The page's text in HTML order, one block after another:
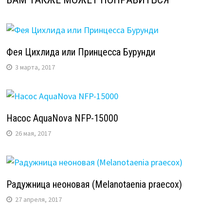
Фея Цихлида или Принцесса Бурунди
3 марта, 2017
Насос AquaNova NFP-15000
26 мая, 2017
Радужница неоновая (Melanotaenia praecox)
27 апреля, 2017